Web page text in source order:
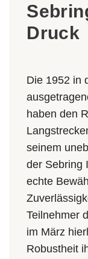
Druck
Die 1952 in
haben den
seinem
der Sebring
echte
Teilnehmer
im März
Robustheit